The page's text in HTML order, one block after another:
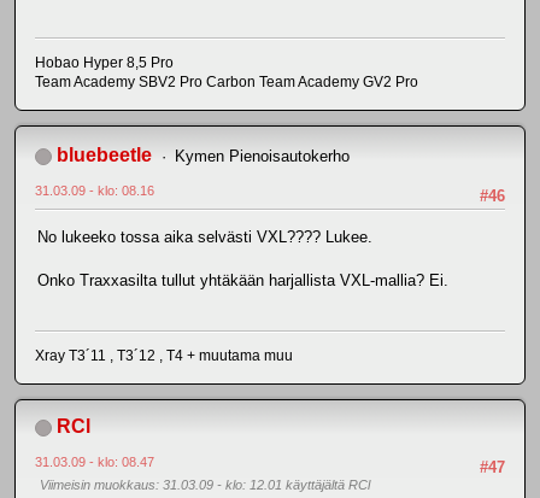
Hobao Hyper 8,5 Pro
Team Academy SBV2 Pro Carbon Team Academy GV2 Pro
bluebeetle Kymen Pienoisautokerho
#46
31.03.09 - klo: 08.16
No lukeeko tossa aika selvästi VXL???? Lukee.
Onko Traxxasilta tullut yhtäkään harjallista VXL-mallia? Ei.
Xray T3´11 , T3´12 , T4 + muutama muu
RCl
#47
31.03.09 - klo: 08.47
Viimeisin muokkaus: 31.03.09 - klo: 12.01 käyttäjältä RCl